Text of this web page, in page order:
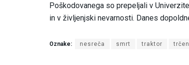
Poškodovanega so prepeljali v
in v življenjski nevarnosti. Danes
Oznake: nesreča smrt traktor